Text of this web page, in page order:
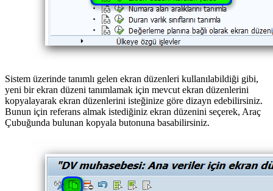
Sistem üzerinde tanımlı gelen ekran düzenleri kullanılabildiği gibi,
yeni bir ekran düzeni tanımlamak için mevcut ekran düzenlerini
kopyalayarak ekran düzenlerini isteğinize göre dizayn edebilirsiniz.
Bunun için referans almak istediğiniz ekran düzenini seçerek, Araç
Çubuğunda bulunan kopyala butonuna basabilirsiniz.